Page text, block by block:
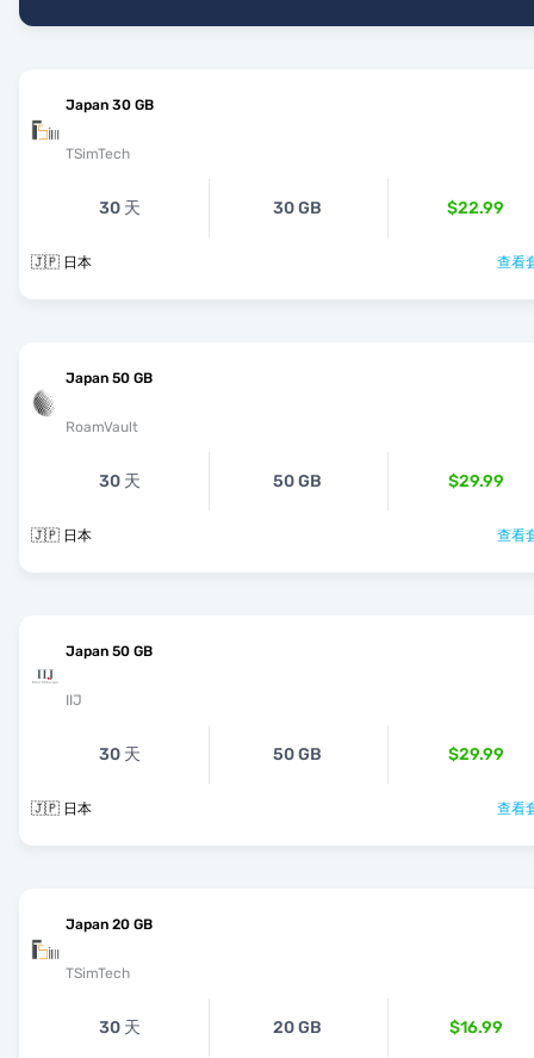
Japan 30 GB
TSimTech
30 天 30 GB $22.99
🇯🇵 日本 查看
Japan 50 GB
RoamVault
30 天 50 GB $29.99
🇯🇵 日本 查看
Japan 50 GB
IIJ
30 天 50 GB $29.99
🇯🇵 日本 查看
Japan 20 GB
TSimTech
30 天 20 GB $16.99